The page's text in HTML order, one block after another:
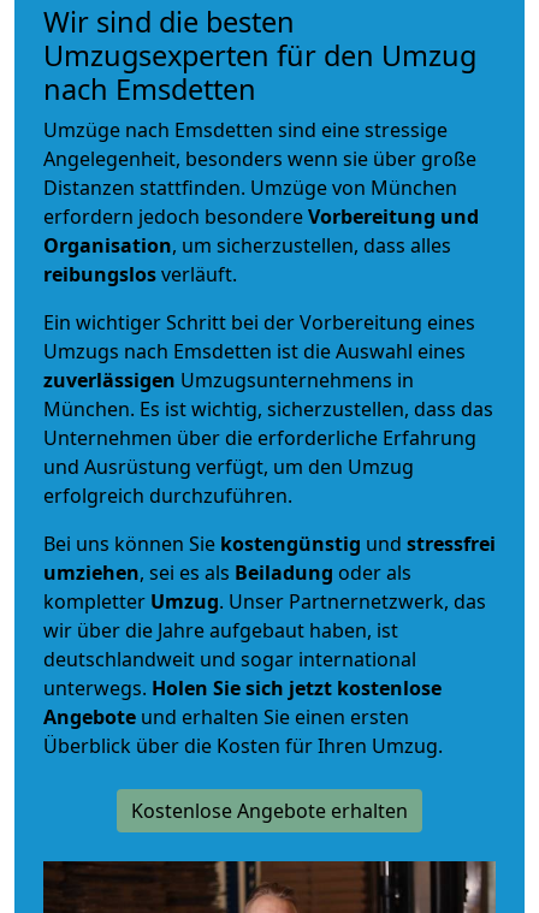
Wir sind die besten
Umzugsexperten für den Umzug
nach Emsdetten
Umzüge nach Emsdetten sind eine stressige
Angelegenheit, besonders wenn sie über große
Distanzen stattfinden. Umzüge von München
erfordern jedoch besondereVorbereitung und
Organisation, um sicherzustellen, dass alles
reibungslosverläuft.
Ein wichtiger Schritt bei der Vorbereitung eines
Umzugs nach Emsdetten ist die Auswahl eines
zuverlässigen Umzugsunternehmens in
München. Es ist wichtig, sicherzustellen, dass das
Unternehmen über die erforderliche Erfahrung
und Ausrüstung verfügt, um den Umzug
erfolgreich durchzuführen.
Bei uns können Sie kostengünstig und stressfrei
umziehen, sei es als Beiladung oder als
kompletter Umzug. Unser Partnernetzwerk, das
wir über die Jahre aufgebaut haben, ist
deutschlandweit und sogar international
unterwegs. Holen Sie sich jetzt kostenlose
Angebote und erhalten Sie einen ersten
Überblick über die Kosten für Ihren Umzug.
Kostenlose Angebote erhalten